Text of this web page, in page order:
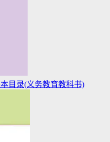
目录(义务教育教科书)